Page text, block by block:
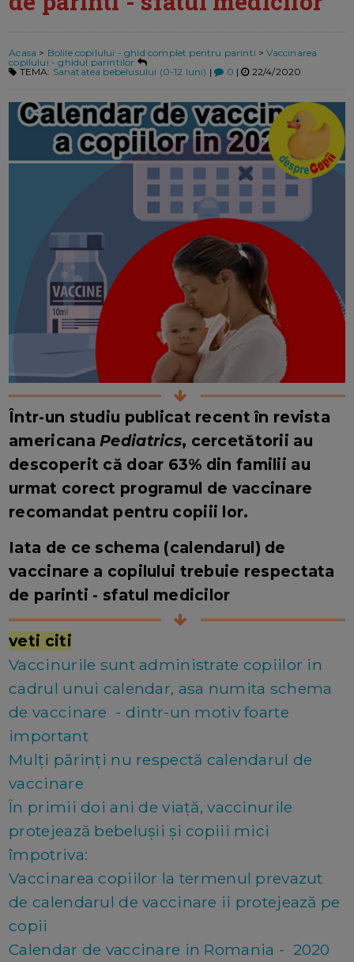
Acasa > Bolile copilului - ghid complet pentru parinti >Vaccinarea
copilului - ghidul parintilor
TEMA: Sanatatea bebelusului (0-12 luni) | 0 | 22/4/2020
Într-un studiu publicat recent în revista
americanaPediatrics, cercetătorii au
descoperit că doar 63% din familii au
urmat corect programul de vaccinare
recomandat pentru copiii lor.
Iata de ce schema (calendarul) de
vaccinare a copilului trebuie respectata
de parinti - sfatul medicilor
veti citi
Vaccinurile sunt administrate copiilor in
cadrul unui calendar, asa numita schema
de vaccinare - dintr-un motiv foarte
important
Mulți părinți nu respectă calendarul de
vaccinare
În primii doi ani de viață, vaccinurile
protejează bebelușii și copiii mici
împotriva:
Vaccinarea copiilor la termenul prevazut
de calendarul de vaccinare ii protejează pe
copii
Calendar de vaccinare in Romania - 2020